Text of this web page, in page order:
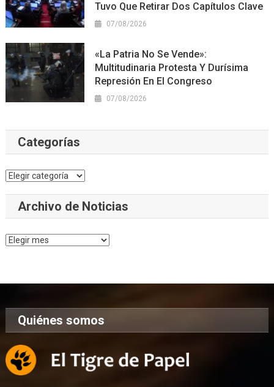
Tuvo Que Retirar Dos Capítulos Clave
07/08/2026
«La Patria No Se Vende»:
Multitudinaria Protesta Y Durísima
Represión En El Congreso
07/08/2026
Categorías
Categorías
Archivo de Noticias
Archivo
Quiénes somos